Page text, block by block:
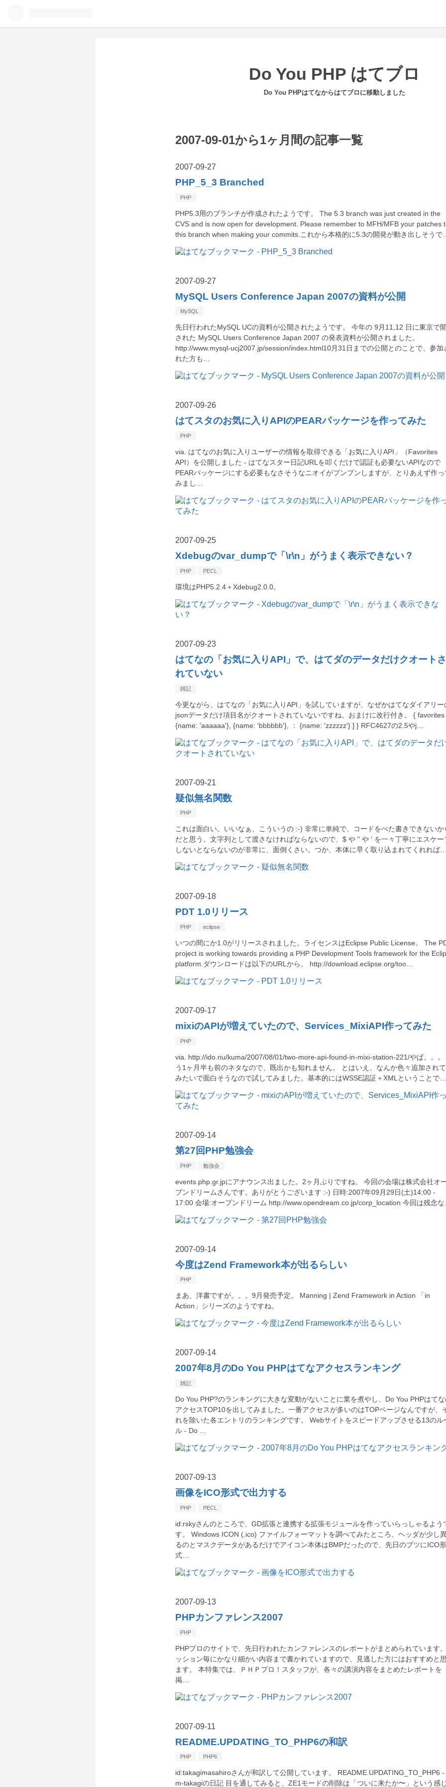
Do You PHP はてブロ
Do You PHPはてなからはてブロに移動しました
2007-09-01から1ヶ月間の記事一覧
2007-09-27
PHP_5_3 Branched
PHP
PHP5.3用のブランチが作成されたようです。 The 5.3 branch was just created in the
CVS and is now open for development. Please remember to MFH/MFB your patches
this branch when making your commits.これから本格的に5.3の開発が動き出しそう
2007-09-27
MySQL Users Conference Japan 2007の資料が公開
MySQL
先日行われたMySQL UCの資料が公開されたようです。 今年の 9月11,12 日に東京で
された MySQL Users Conference Japan 2007 の発表資料が公開されました。
http://www.mysql-ucj2007.jp/session/index.html10月31日までの公開とのことで、参加
れた方も…
2007-09-26
はてスタのお気に入りAPIのPEARパッケージを作ってみた
PHP
via. はてなのお気に入りユーザーの情報を取得できる「お気に入りAPI」（Favorites
API）を公開しました - はてなスター日記URLを叩くだけで認証も必要ないAPIなので
PEARパッケージにする必要もなさそうなニオイがプンプンしますが、とりあえず作っ
みまし…
2007-09-25
Xdebugのvar_dumpで「\r\n」がうまく表示できない？
PHP PECL
環境はPHP5.2.4＋Xdebug2.0.0。
2007-09-23
はてなの「お気に入りAPI」で、はてダのデータだけクオートさ
れていない
雑記
今更ながら、はてなの「お気に入りAPI」を試していますが、なぜかはてなダイアリー
jsonデータだけ項目名がクオートされていないですね。おまけに改行付き。 { favorites
{name: 'aaaaaa'}, {name: 'bbbbbb'}, ： {name: 'zzzzzz'} ] } RFC4627の2.5やj…
2007-09-21
疑似無名関数
PHP
これは面白い。いいなぁ、こういうの :-) 非常に単純で、コードをべた書きできないか
だと思う。文字列として渡さなければならないので、$ や " や ' を一々丁寧にエスケー
しないとならないのが非常に、面倒くさい。つか、本体に早く取り込まれてくれれば
2007-09-18
PDT 1.0リリース
PHP eclipse
いつの間にか1.0がリリースされました。ライセンスはEclipse Public License。 The
project is working towards providing a PHP Development Tools framework for the
platform.ダウンロードは以下のURLから。 http://download.eclipse.org/too…
2007-09-17
mixiのAPIが増えていたので、Services_MixiAPI作ってみた
PHP
via. http://ido.nu/kuma/2007/08/01/two-more-api-found-in-mixi-station-221/やば。。。
う1ヶ月半も前のネタなので、既出かも知れません。 とはいえ、なんか色々追加され
みたいで面白そうなので試してみました。基本的にはWSSE認証＋XMLということで…
2007-09-14
第27回PHP勉強会
PHP 勉強会
events.php.gr.jpにアナウンス出ました。2ヶ月ぶりですね。 今回の会場は株式会社オ
プンドリームさんです。ありがとうございます :-) 日時:2007年09月29日(土)14:00 -
17:00 会場:オープンドリーム http://www.opendream.co.jp/corp_location 今回は残念
2007-09-14
今度はZend Framework本が出るらしい
PHP
まあ、洋書ですが。。。9月発売予定。 Manning | Zend Framework in Action 「in
Action」シリーズのようですね。
2007-09-14
2007年8月のDo You PHPはてなアクセスランキング
雑記
Do You PHP?のランキングに大きな変動がないことに業を煮やし、Do You PHPはて
アクセスTOP10を出してみました。一番アクセスが多いのはTOPページなんですが、
れを除いた各エントリのランキングです。 Webサイトをスピードアップさせる13のル
ル - Do …
2007-09-13
画像をICO形式で出力する
PHP PECL
id:rskyさんのところで、GD拡張と連携する拡張モジュールを作っていらっしゃるよう
す。 Windows ICON (.ico) ファイルフォーマットを調べてみたところ、ヘッダが少し
るのとマスクデータがあるだけでアイコン本体はBMPだったので、先日のブツにICO形
式…
2007-09-13
PHPカンファレンス2007
PHP
PHPプロのサイトで、先日行われたカンファレンスのレポートがまとめられています
ッション毎にかなり細かい内容まで書かれていますので、見逃した方にはおすすめと
ます。 本特集では、ＰＨＰプロ！スタッフが、各々の講演内容をまとめたレポートを
掲…
2007-09-11
README.UPDATING_TO_PHP6の和訳
PHP PHP6
id:takagimasahiroさんが和訳して公開しています。 README.UPDATING_TO_PHP6 -
m-takagiの日記 目を通してみると、ZE1モードの削除は「ついに来たか〜」という感